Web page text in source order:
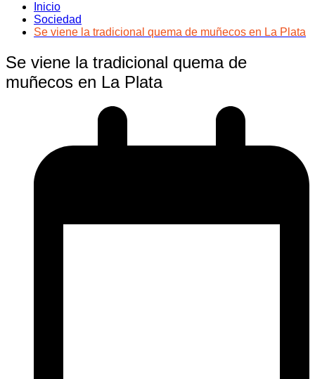
Inicio
Sociedad
Se viene la tradicional quema de muñecos en La Plata
Se viene la tradicional quema de
muñecos en La Plata